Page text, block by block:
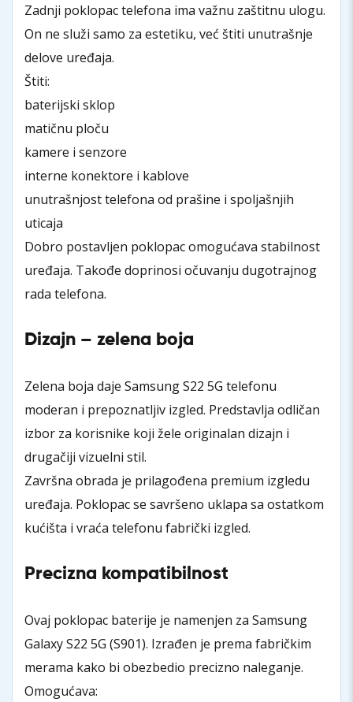
Zadnji poklopac telefona ima važnu zaštitnu ulogu.
On ne služi samo za estetiku, već štiti unutrašnje
delove uređaja.
Štiti:
baterijski sklop
matičnu ploču
kamere i senzore
interne konektore i kablove
unutrašnjost telefona od prašine i spoljašnjih
uticaja
Dobro postavljen poklopac omogućava stabilnost
uređaja. Takođe doprinosi očuvanju dugotrajnog
rada telefona.
Dizajn – zelena boja
Zelena boja daje Samsung S22 5G telefonu
moderan i prepoznatljiv izgled. Predstavlja odličan
izbor za korisnike koji žele originalan dizajn i
drugačiji vizuelni stil.
Završna obrada je prilagođena premium izgledu
uređaja. Poklopac se savršeno uklapa sa ostatkom
kućišta i vraća telefonu fabrički izgled.
Precizna kompatibilnost
Ovaj poklopac baterije je namenjen za Samsung
Galaxy S22 5G (S901). Izrađen je prema fabričkim
merama kako bi obezbedio precizno naleganje.
Omogućava: